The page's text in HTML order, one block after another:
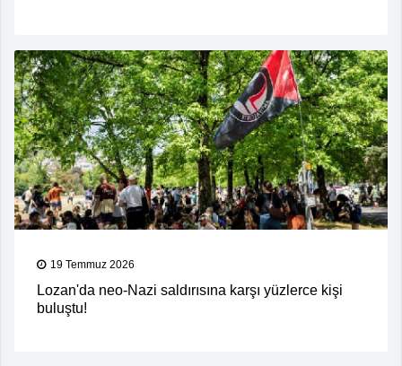
19 Temmuz 2026
Lozan'da neo-Nazi saldırısına karşı yüzlerce kişi
buluştu!